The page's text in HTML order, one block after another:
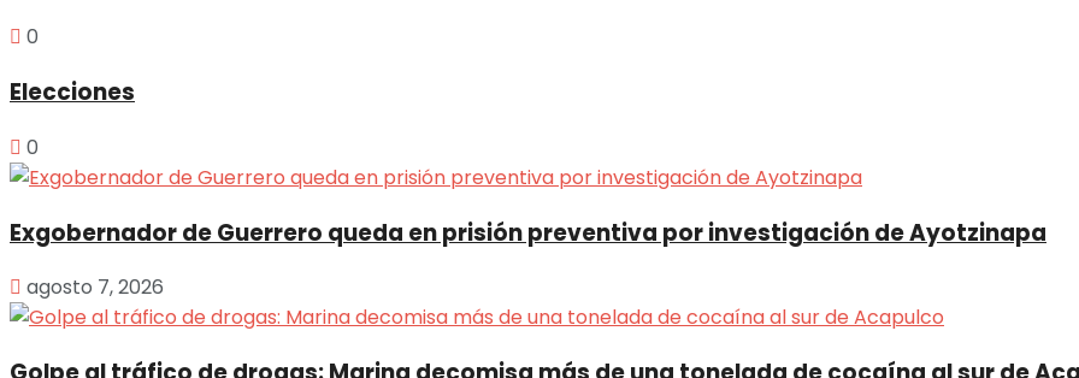
0
Elecciones
0
Exgobernador de Guerrero queda en prisión preventiva por investigación de Ayotzinapa
agosto 7, 2026